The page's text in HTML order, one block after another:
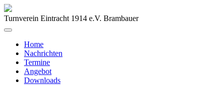
Turnverein Eintracht 1914 e.V. Brambauer
Home
Nachrichten
Termine
Angebot
Downloads